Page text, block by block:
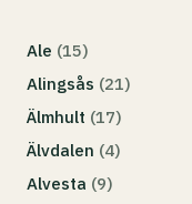
Ale (15)
Alingsås (21)
Älmhult (17)
Älvdalen (4)
Alvesta (9)